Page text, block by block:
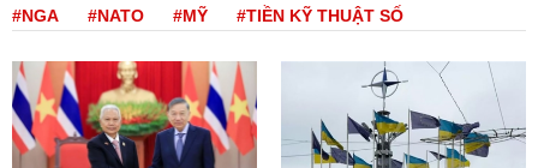
#NGA #NATO #MỸ #TIỀN KỸ THUẬT SỐ